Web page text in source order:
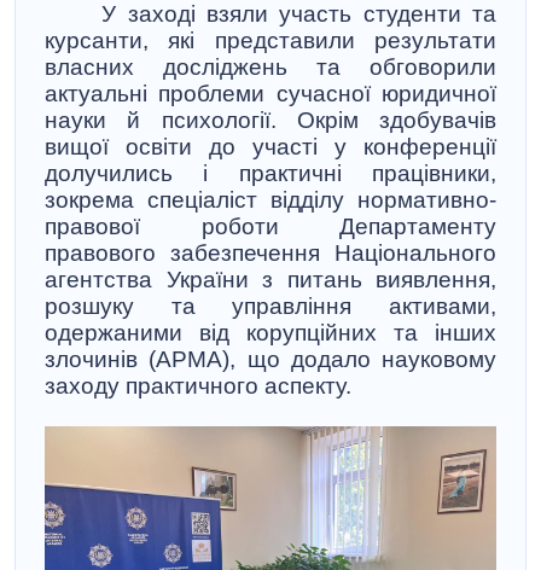
У заході взяли участь студенти та
курсанти, які представили результати
власних досліджень та обговорили
актуальні проблеми сучасної юридичної
науки й психології. Окрім здобувачів
вищої освіти до участі у конференції
долучились і практичні працівники,
зокрема спеціаліст відділу нормативно-
правової роботи Департаменту
правового забезпечення Національного
агентства України з питань виявлення,
розшуку та управління активами,
одержаними від корупційних та інших
злочинів (АРМА), що додало науковому
заходу практичного аспекту.